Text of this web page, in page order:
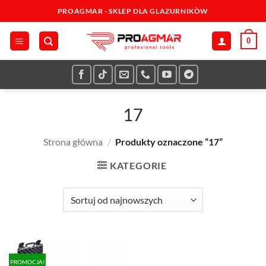
do
zawartości
PROAGMAR - SKLEP DLA GLAZURNIKÒW
0
17
Strona główna / Produkty oznaczone “17”
KATEGORIE
PROMOCJA!